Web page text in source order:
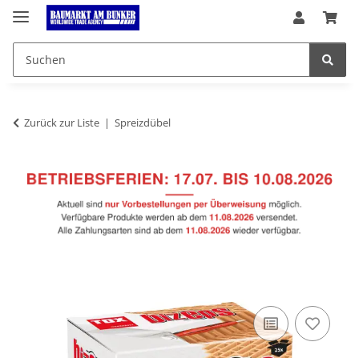
Zurück zur Liste Spreizdübel